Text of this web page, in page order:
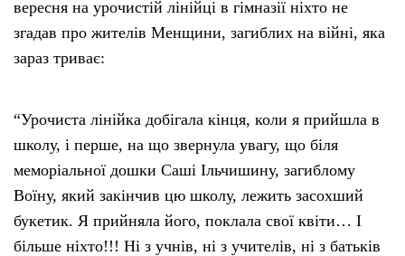
вересня на урочистій лінійці в гімназії ніхто не
згадав про жителів Менщини, загиблих на війні, яка
зараз триває:
“Урочиста лінійка добігала кінця, коли я прийшла в
школу, і перше, на що звернула увагу, що біля
меморіальної дошки Саші Ільчишину, загиблому
Воїну, який закінчив цю школу, лежить засохший
букетик. Я прийняла його, поклала свої квіти… І
більше ніхто!!! Ні з учнів, ні з учителів, ні з батьків